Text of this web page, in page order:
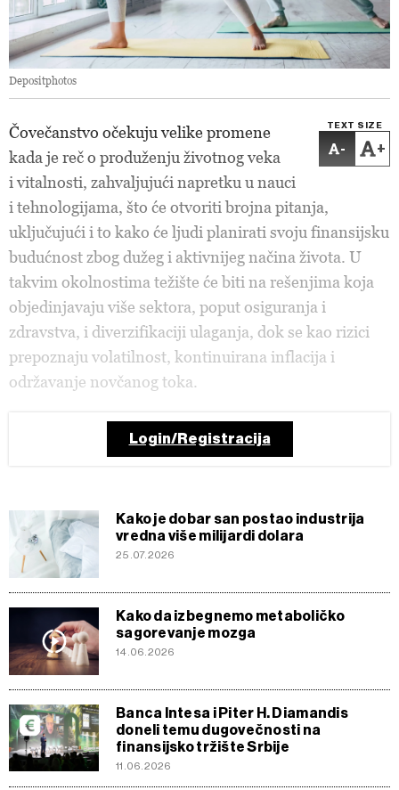
Depositphotos
TEXT SIZE
- +
Čovečanstvo očekuju velike promene
kada je reč o produženju životnog veka
i vitalnosti, zahvaljujući napretku u nauci
i tehnologijama, što će otvoriti brojna pitanja,
uključujući i to kako će ljudi planirati svoju finansijsku
budućnost zbog dužeg i aktivnijeg načina života. U
takvim okolnostima težište će biti na rešenjima koja
objedinjavaju više sektora, poput osiguranja i
zdravstva, i diverzifikaciji ulaganja, dok se kao rizici
prepoznaju volatilnost, kontinuirana inflacija i
održavanje novčanog toka.
Login/Registracija
Kako je dobar san postao industrija
vredna više milijardi dolara
25.07.2026
Kako da izbegnemo metaboličko
sagorevanje mozga
14.06.2026
Banca Intesa i Piter H. Diamandis
doneli temu dugovečnosti na
finansijsko tržište Srbije
11.06.2026